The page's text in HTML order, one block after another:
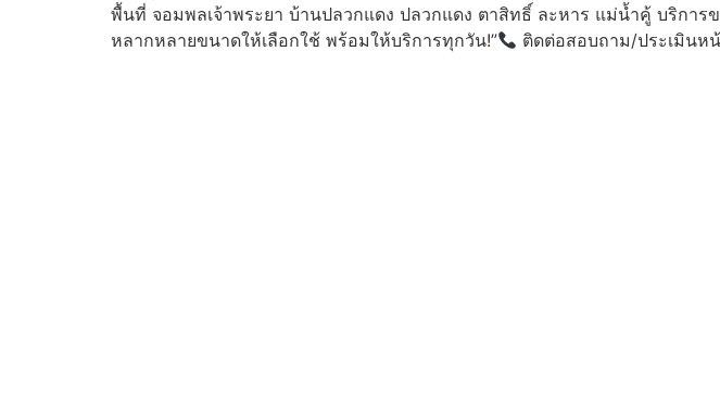
พื้นที่ จอมพลเจ้าพระยา บ้านปลวกแดง ปลวกแดง ตาสิทธิ์ ละหาร แม่น้ำคู้ บริกา
หลากหลายขนาดให้เลือกใช้ พร้อมให้บริการทุกวัน!”
ติดต่อสอบถาม/ประเมินห